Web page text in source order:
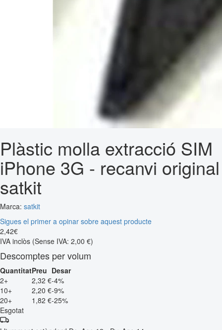
Plàstic molla extracció SIM
iPhone 3G - recanvi original
satkit
Marca: satkit
Sigues el primer a opinar sobre aquest producte
2,42€
IVA inclòs (Sense IVA: 2,00 €)
Descomptes per volum
QuantitatPreu Desar
2+
2,32 €-4%
10+
2,20 €-9%
20+
1,82 €-25%
Esgotat